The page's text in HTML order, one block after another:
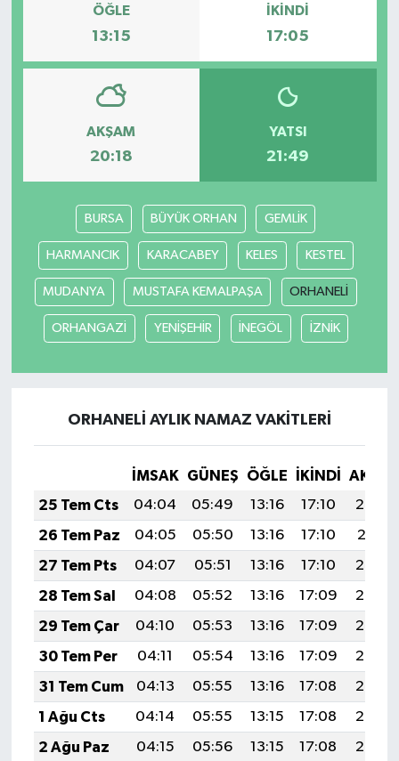
ÖĞLE
13:15
İKINDI
17:05
AKŞAM
20:18
YATSI
21:49
BURSA BÜYÜK ORHAN GEMLİK
HARMANCIK KARACABEY KELES KESTEL
MUDANYA MUSTAFA KEMALPAŞA ORHANELİ
ORHANGAZİ YENİŞEHİR İNEGÖL İZNİK
ORHANELİ AYLIK NAMAZ VAKITLERI
İMSAK GÜNEŞ ÖĞLE İKINDI
25 Tem Cts
04:04 05:49 13:16 17:10
20:32
26 Tem Paz
04:05 05:50 13:16 17:10
20:31
27 Tem Pts
04:07 05:51 13:16 17:10
20:30
28 Tem Sal
04:08 05:52 13:16 17:09
20:30
29 Tem Çar
04:10 05:53 13:16 17:09
20:29
30 Tem Per
04:11 05:54 13:16 17:09
20:28
31 Tem Cum
04:13 05:55 13:16 17:08
20:27
1 Ağu Cts
04:14 05:55 13:15 17:08
20:26
2 Ağu Paz
04:15 05:56 13:15 17:08
20:25
YEREL YÖNETİM
SEÇİM 2011
ÜÇÜNCÜ SAYFA
BİLİMNET
Yemek
SİVİL TOPLUM
ÇEK GÖNDER
KİTAP
HEDEF2020
MİZAH
TARİH
Genel